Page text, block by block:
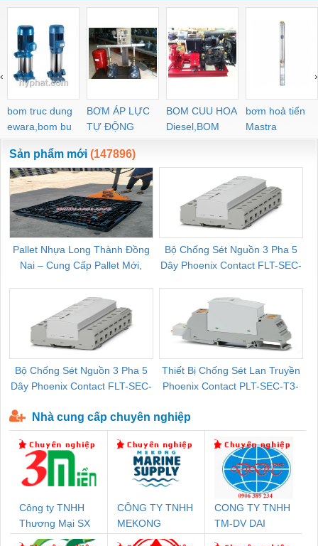
bom truc dung
ewara,bom bu
ewara
BƠM ÁP LỰC
TỰ ĐỘNG
BOM CUU HOA
Diesel,BOM
CHUA CHAY
bơm hoả tiển
Mastra
‹ ›
Sản phẩm mới (147896)
Pallet Nhựa Long Thành Đồng
Nai – Cung Cấp Pallet Mới,
Bộ Chống Sét Nguồn 3 Pha 5
Dây Phoenix Contact FLT-SEC-
Bộ Chống Sét Nguồn 3 Pha 5
Dây Phoenix Contact FLT-SEC-
Thiết Bị Chống Sét Lan Truyền
Phoenix Contact PLT-SEC-T3-
Nhà cung cấp chuyên nghiệp
Công ty TNHH
Thương Mại SX
Ba Miền
CÔNG TY TNHH
MEKONG
MARINE
CONG TY TNHH
TM-DV DAI